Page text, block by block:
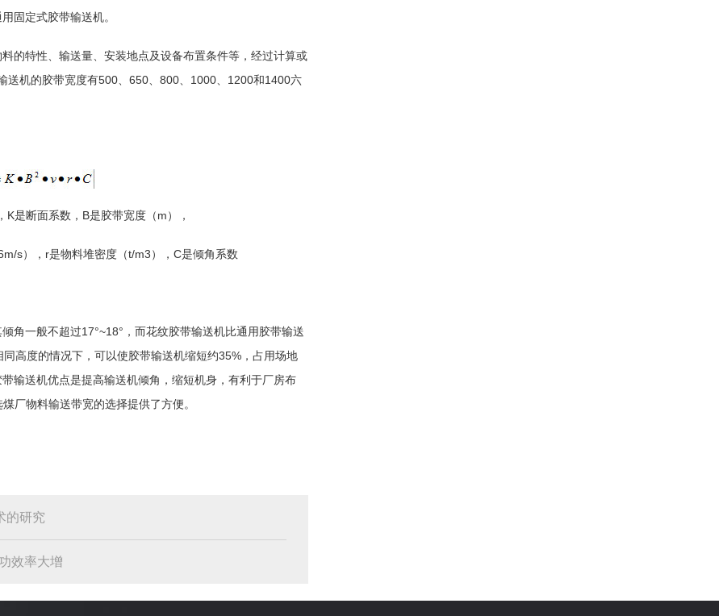
固定式胶带输送机。
的特性、输送量、安装地点及设备布置条件等，经过计算或
送机的胶带宽度有500、650、800、1000、1200和1400六
K是断面系数，B是胶带宽度（m），
s），r是物料堆密度（t/m3），C是倾角系数
角一般不超过17°~18°，而花纹胶带输送机比通用胶带输送
高度的情况下，可以使胶带输送机缩短约35%，占用场地
输送机优点是提高输送机倾角，缩短机身，有利于厂房布
厂物料输送带宽的选择提供了方便。
的研究
效率大增